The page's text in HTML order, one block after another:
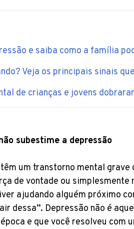
e saiba como a família
Veja os principais sinais
de crianças e jovens
subestime a depressão
um transtorno mental grave
de vontade ou simplesmente
ajudando alguém próximo
dessa”. Depressão não é
e que você resolveu com